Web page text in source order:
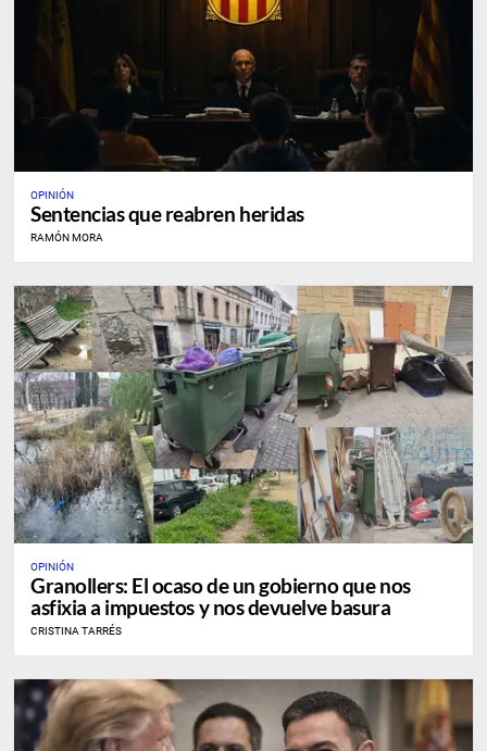
OPINIÓN
Sentencias que reabren heridas
RAMÓN MORA
OPINIÓN
Granollers: El ocaso de un gobierno que nos
asfixia a impuestos y nos devuelve basura
CRISTINA TARRÉS